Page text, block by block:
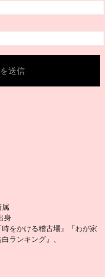
属
身
をかける稽古場』『わが家
ランキング』、